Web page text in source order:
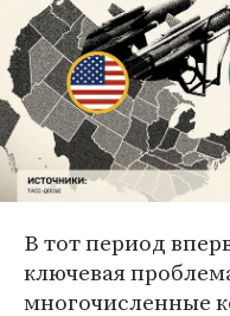
В тот период
ключевая
многочисленные